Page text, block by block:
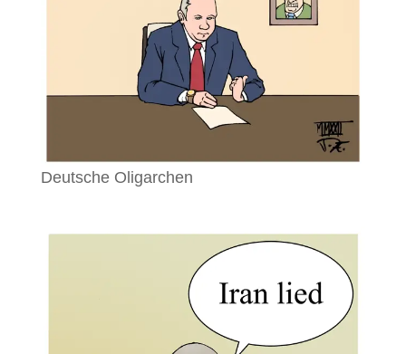
Deutsche Oligarchen